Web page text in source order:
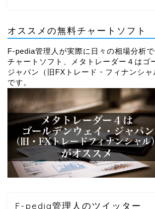
オススメの無料チャートソフト
F-pedia管理人が実際に日々の相場分析
チャートソフト、メタトレーダー４はゴ
ジャパン（旧FXトレード・フィナンシャ
です。
F-pedia管理人のツイッター